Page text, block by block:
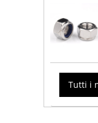
Tutti i